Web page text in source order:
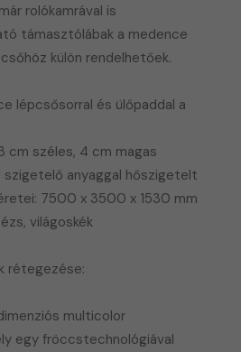
rolókamrával is
támasztólábak a medence
külön rendelhetőek.
lépcsősorral és ülőpaddal a
cm széles, 4 cm magas
szigetelő anyaggal hőszigetelt
7500 x 3500 x 1530 mm
világoskék
rétegezése:
multicolor
egy fröccstechnológiával